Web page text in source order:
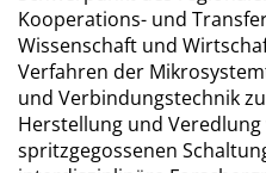
Kooperations- und
Wissenschaft und
Verfahren der
und Verbindungstechnik
Herstellung und
spritzgegossenen